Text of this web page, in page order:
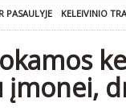
PASAULYJE KELEIVINIO
įmonei,